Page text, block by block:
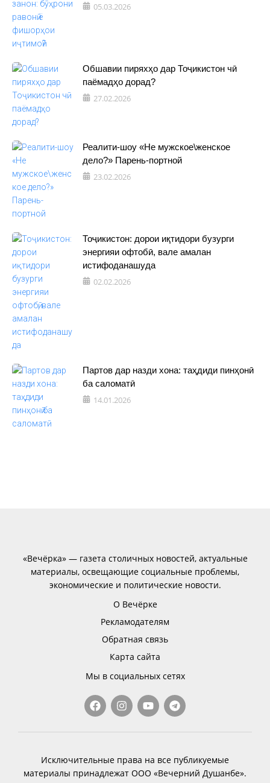
05.03.2026
Обшавии пиряхҳо дар Тоҷикистон чӣ
паёмадҳо дорад?
27.02.2026
Реалити-шоу «Не мужское\женское
дело?» Парень-портной
23.02.2026
Тоҷикистон: дорои иқтидори бузурги
энергияи офтобӣ, вале амалан
истифоданашуда
02.02.2026
Партов дар назди хона: таҳдиди пинҳонӣ
ба саломатӣ
14.01.2026
«Вечёрка» — газета столичных новостей, актуальные
материалы, освещающие социальные проблемы,
экономические и политические новости.
О Вечёрке
Рекламодателям
Обратная связь
Карта сайта
Мы в социальных сетях
Исключительные права на все публикуемые
материалы принадлежат ООО «Вечерний Душанбе».